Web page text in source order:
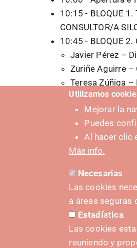
10:15 - BLOQUE
CONSULTOR/A
10:45 - BLOQUE
Javier Pérez –
Zuriñe Aguirre –
Teresa Zúñiga
11:15h -
Categoría Evento
Elementos
Medicina
Utilizamos
Mejorar la
Puedes
Al hacer clic
Más info.
Necesarias
Las cookies
a áreas seguras
Estadística
Las cookies
reuniendo y